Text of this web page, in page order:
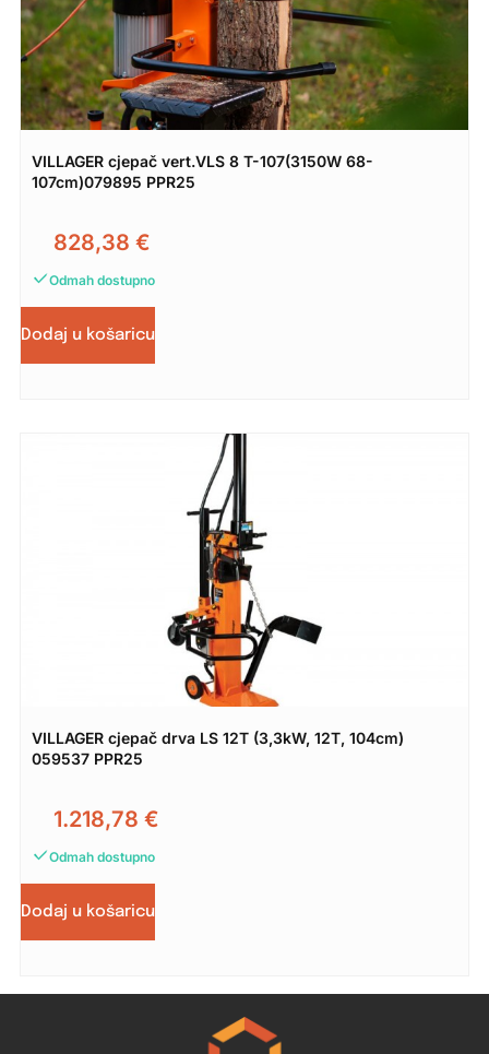
VILLAGER cjepač vert.VLS 8 T-107(3150W 68-
107cm)079895 PPR25
828,38 €
Odmah dostupno
Dodaj u košaricu
VILLAGER cjepač drva LS 12T (3,3kW, 12T, 104cm)
059537 PPR25
1.218,78 €
Odmah dostupno
Dodaj u košaricu